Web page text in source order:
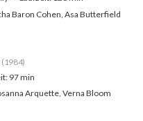
Baron Cohen, Asa Butterfield
(1984)
97 min
Arquette, Verna Bloom